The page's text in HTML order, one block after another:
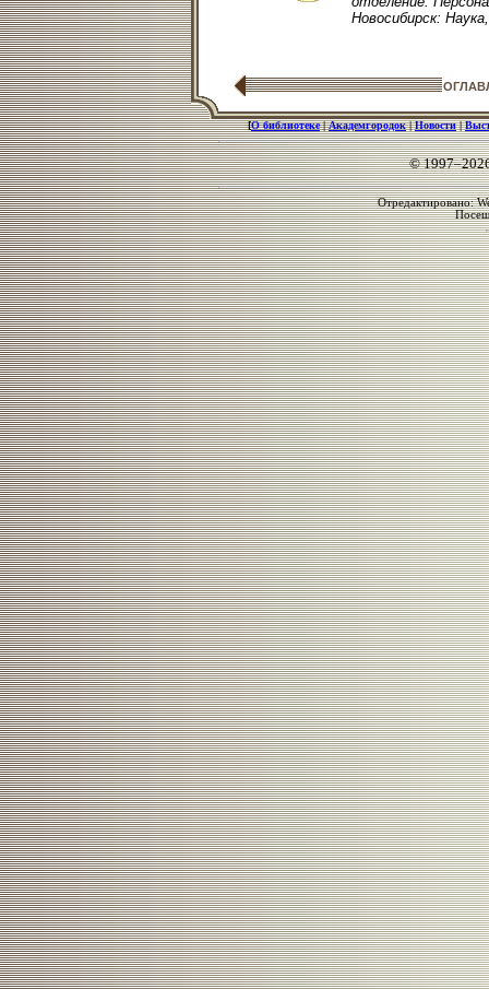
Новосибирск:
[О библиотеке|Академгородок|Новости|
©
Отредактировано: